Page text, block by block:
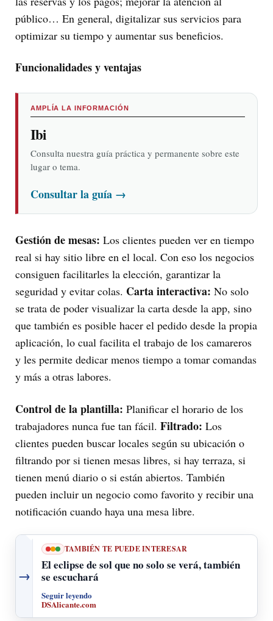
público… En general, digitalizar sus servicios para
optimizar su tiempo y aumentar sus beneficios.
Funcionalidades y ventajas
AMPLÍA LA INFORMACIÓN
Ibi
Consulta nuestra guía práctica y permanente sobre este
lugar o tema.
Consultar la guía →
Gestión de mesas: Los clientes pueden ver en tiempo
real si hay sitio libre en el local. Con eso los negocios
consiguen facilitarles la elección, garantizar la
seguridad y evitar colas. Carta interactiva: No solo
se trata de poder visualizar la carta desde la app, sino
que también es posible hacer el pedido desde la propia
aplicación, lo cual facilita el trabajo de los camareros
y les permite dedicar menos tiempo a tomar comandas
y más a otras labores.
Control de la plantilla: Planificar el horario de los
trabajadores nunca fue tan fácil. Filtrado: Los
clientes pueden buscar locales según su ubicación o
filtrando por si tienen mesas libres, si hay terraza, si
tienen menú diario o si están abiertos. También
pueden incluir un negocio como favorito y recibir una
notificación cuando haya una mesa libre.
→
TAMBIÉN TE PUEDE INTERESAR
El eclipse de sol que no solo se verá, también
se escuchará
Seguir leyendo
DSAlicante.com